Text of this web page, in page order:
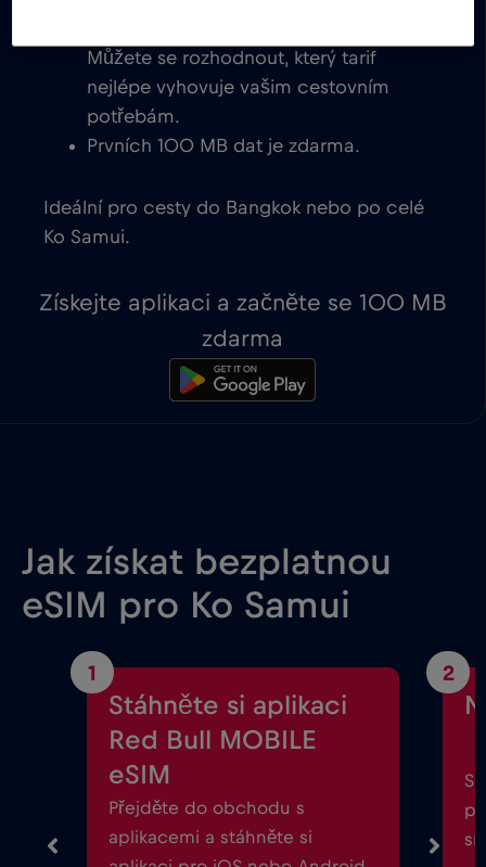
Můžete se rozhodnout, který tarif
nejlépe vyhovuje vašim cestovním
potřebám.
Prvních 100 MB dat je zdarma.
Ideální pro cesty do Bangkok nebo po celé
Ko Samui.
Získejte aplikaci a začněte se 100 MB
zdarma
Jak získat bezplatnou
eSIM pro Ko Samui
1
Stáhněte si aplikaci
Red Bull MOBILE
eSIM
Přejděte do obchodu s
aplikacemi a stáhněte si
2